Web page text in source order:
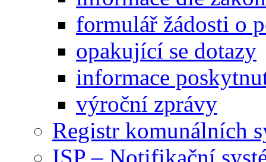
formulář žádosti o
opakující se dotazy
informace
výroční zprávy
Registr komunálních
ISP – Notifikační